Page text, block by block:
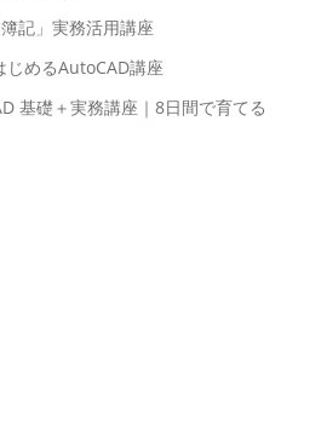
記」実務活用講座
めるAutoCAD講座
基礎＋実務講座｜8日間で育てる